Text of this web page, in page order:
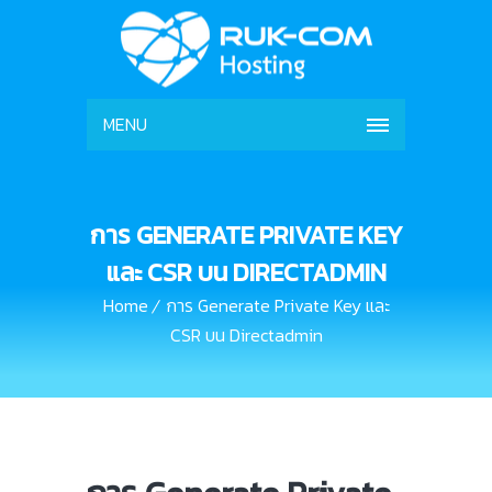
MENU
การ GENERATE PRIVATE KEY
และ CSR บน DIRECTADMIN
Home
การ Generate Private Key และ
CSR บน Directadmin